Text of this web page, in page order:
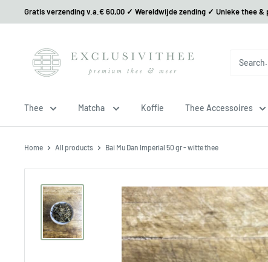
Gratis verzending v.a.€ 60,00 ✓ Wereldwijde zending ✓ Unieke thee
Thee Matcha Koffie Thee Accessoires
Home All products Bai Mu Dan Impérial 50 gr - witte thee